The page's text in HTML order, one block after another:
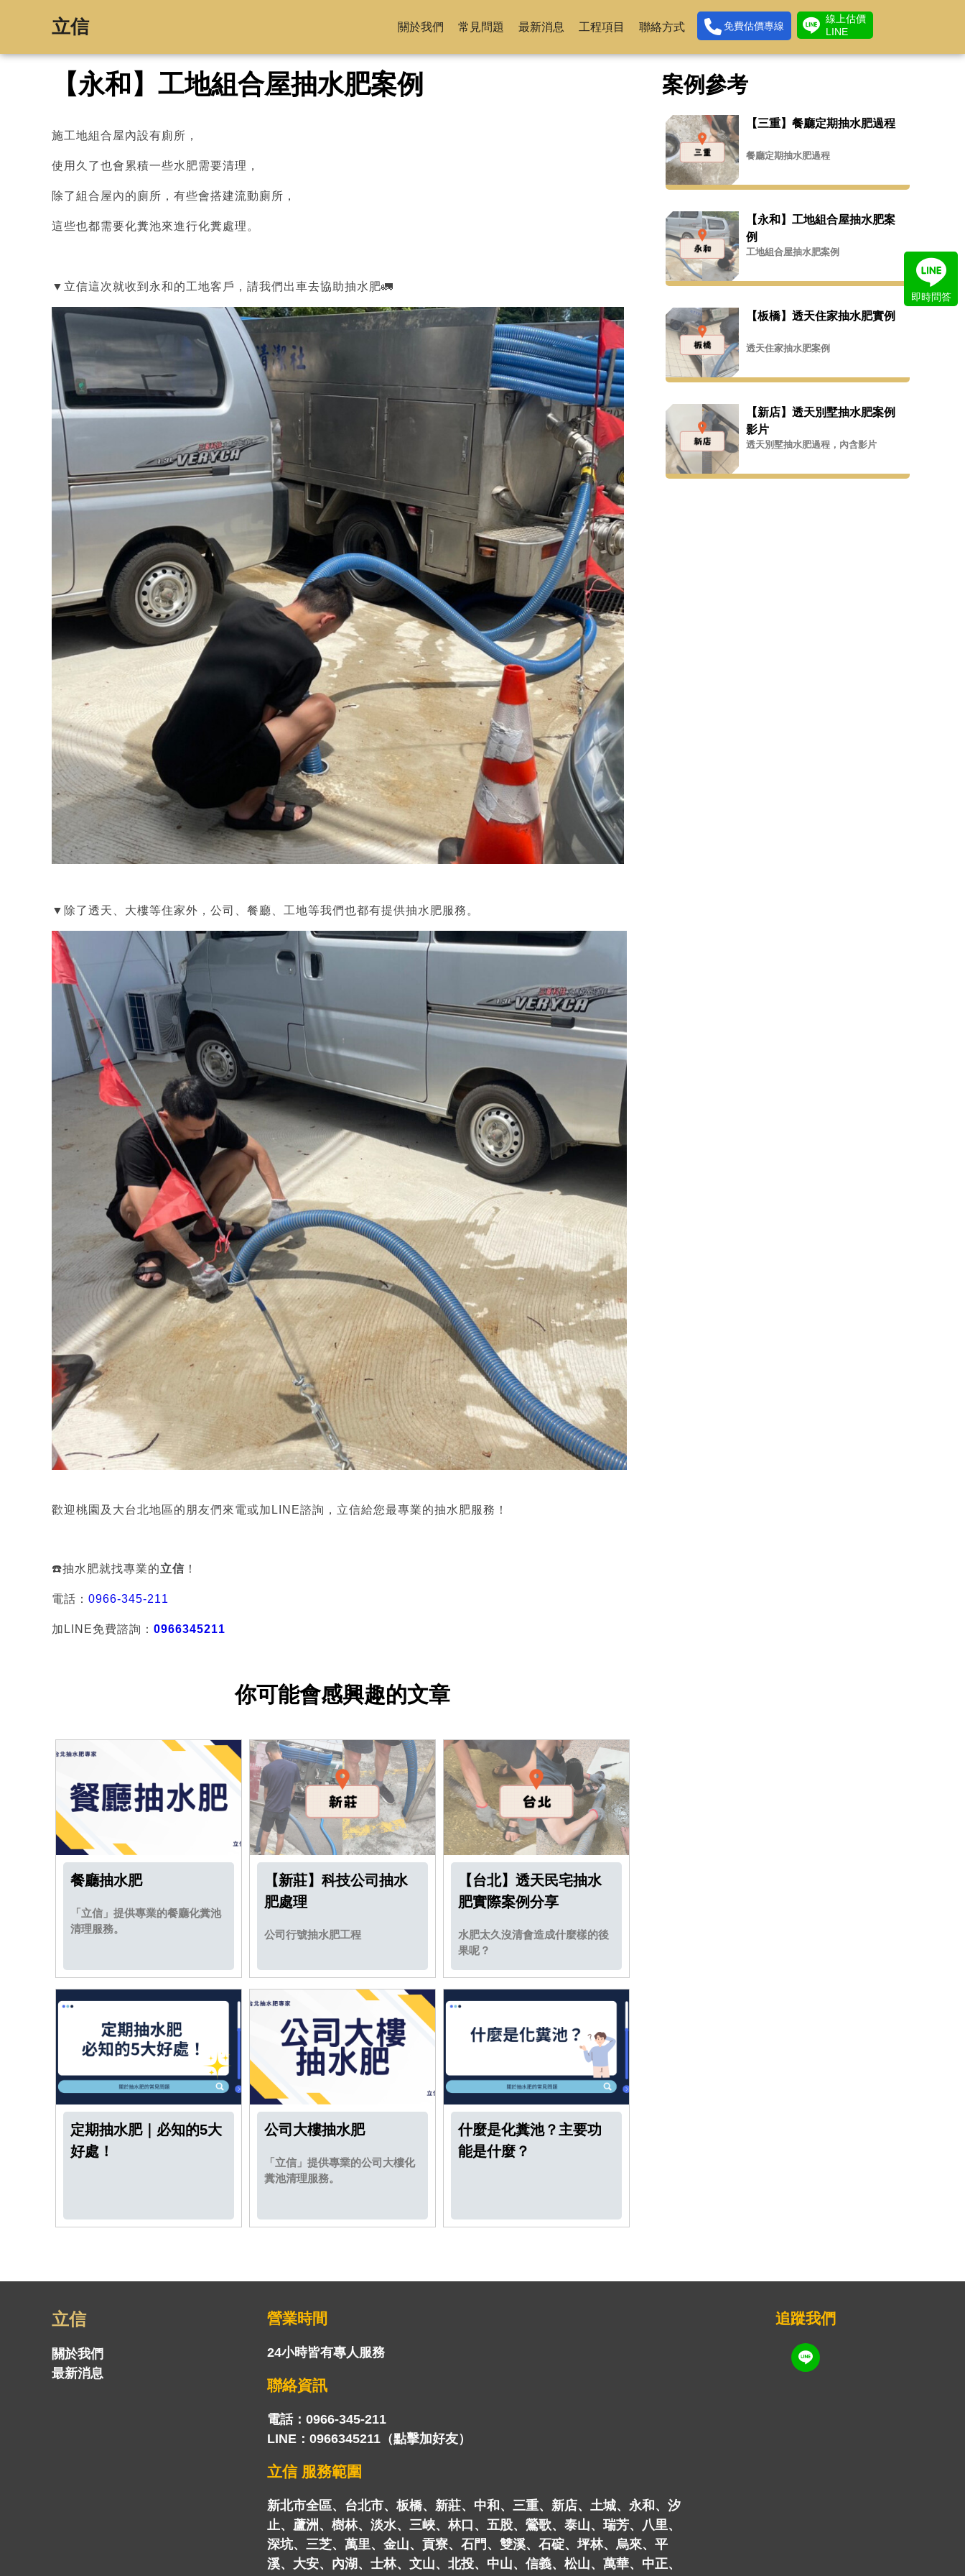
立信 關於我們 常見問題 最新消息 工程項目 聯絡方式 免費估價專線
線上估價
LINE
案例參考
【三重】餐廳定期抽水肥過程
餐廳定期抽水肥過程
【永和】工地組合屋抽水肥案
例
工地組合屋抽水肥案例
【板橋】透天住家抽水肥實例
透天住家抽水肥案例
【新店】透天別墅抽水肥案例
影片
透天別墅抽水肥過程，內含影片
【永和】工地組合屋抽水肥案例
施工地組合屋內設有廁所，
使用久了也會累積一些水肥需要清理，
除了組合屋內的廁所，有些會搭建流動廁所，
這些也都需要化糞池來進行化糞處理。
▼立信這次就收到永和的工地客戶，請我們出車去協助抽水肥🚛
▼除了透天、大樓等住家外，公司、餐廳、工地等我們也都有提供抽水肥服務。
歡迎桃園及大台北地區的朋友們來電或加LINE諮詢，立信給您最專業的抽水肥服務！
☎️抽水肥就找專業的立信 ！
電話： 0966-345-211
加LINE免費諮詢： 0966345211
你可能會感興趣的文章
餐廳抽水肥
「立信」提供專業的餐廳化糞池
清理服務。
【新莊】科技公司抽水
肥處理
公司行號抽水肥工程
【台北】透天民宅抽水
肥實際案例分享
水肥太久沒清會造成什麼樣的後
果呢？
定期抽水肥｜必知的5大
好處！
公司大樓抽水肥
「立信」提供專業的公司大樓化
糞池清理服務。
什麼是化糞池？主要功
能是什麼？
即時問答
立信
關於我們
最新消息
營業時間
24小時皆有專人服務
聯絡資訊
電話： 0966-345-211
LINE： 0966345211（點擊加好友）
立信 服務範圍
新北市全區、台北市、板橋、新莊、中和、三重、新店、土城、永和、汐
止、蘆洲、樹林、淡水、三峽、林口、五股、鶯歌、泰山、瑞芳、八里、
深坑、三芝、萬里、金山、貢寮、石門、雙溪、石碇、坪林、烏來、平
溪、大安、內湖、士林、文山、北投、中山、信義、松山、萬華、中正、
追蹤我們